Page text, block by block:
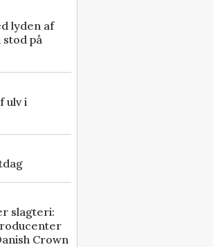
lyden af
på
ulv i
slagteri:
Crown